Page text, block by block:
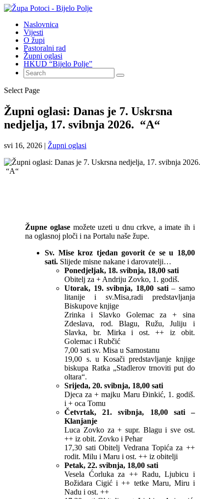
Naslovnica
Vijesti
O župi
Pastoralni rad
Župni oglasi
HKUD “Bijelo Polje”
Select Page
Župni oglasi: Danas je 7. Uskrsna
nedjelja, 17. svibnja 2026. “A“
svi 16, 2026 | Župni oglasi
Župne oglasemožete uzeti u dnu crkve, a imate ih i
na oglasnoj ploči i na Portalu naše župe.
Sv. Mise kroz tjedan govorit će se u 18,00
sati. Slijede misne nakane i darovatelji…
Ponedjeljak, 18. svibnja, 18,00 sati
Obitelj za + Andriju Zovko, 1. godiš.
Utorak, 19. svibnja, 18,00 sati– samo
litanije i sv.Misa,radi predstavljanja
Biskupove knjige
Zrinka i Slavko Golemac za + sina
Zdeslava, rod. Blagu, Ružu, Juliju i
Slavka, br. Mirka i ost. ++ iz obit.
Golemac i Rubčić
7,00 sati sv. Misa u Samostanu
19,00 s. u Kosači predstavljanje knjige
biskupa Ratka „Stadlerov trnoviti put do
oltara“.
Srijeda, 20. svibnja, 18,00 sati
Djeca za + majku Maru Đinkić, 1. godiš.
i + oca Tomu
Četvrtak, 21. svibnja, 18,00 sati
–
Klanjanje
Luca Zovko za + supr. Blagu i sve ost.
++ iz obit. Zovko i Pehar
17,30 sati Obitelj Vedrana Topića za ++
rodit. Milu i Maru i ost. ++ iz obitelji
Petak, 22. svibnja, 18,00 sati
Vesela Ćorluka za ++ Radu, Ljubicu i
Božidara Cigić i ++ tetke Maru, Miru i
Nadu i ost. ++